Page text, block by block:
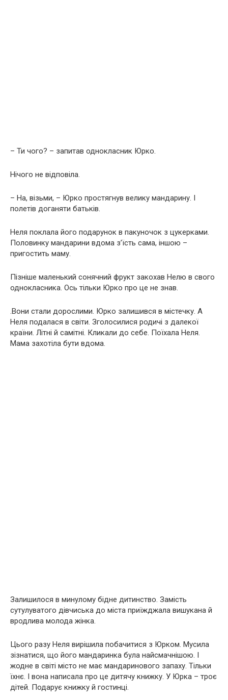
– Ти чого? – запитав однокласник Юрко.
Нічого не відповіла.
– На, візьми, – Юрко простягнув велику мандарину. І
полетів доганяти батьків.
Неля поклала його подарунок в пакуночок з цукерками.
Половинку мандарини вдома з’їсть сама, іншою –
пригостить маму.
Пізніше маленький сонячний фрукт закохав Нелю в свого
однокласника. Ось тільки Юрко про це не знав.
.Вони стали дорослими. Юрко залишився в містечку. А
Неля подалася в світи. Зголосилися родичі з далекої
країни. Літні й самітні. Кликали до себе. Поїхала Неля.
Мама захотіла бути вдома.
Залишилося в минулому бідне дитинство. Замість
сутулуватого дівчиська до міста приїжджала вишукана й
вродлива молода жінка.
Цього разу Неля вирішила побачитися з Юрком. Мусила
зізнатися, що його мандаринка була найсмачнішою. І
жодне в світі місто не має мандаринового запаху. Тільки
їхнє. І вона написала про це дитячу книжку. У Юрка – троє
дітей. Подарує книжку й гостинці.